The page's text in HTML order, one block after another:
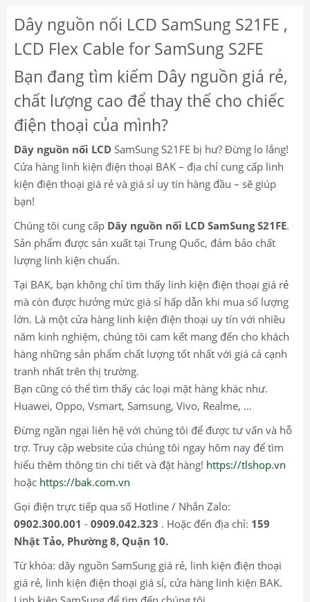
Dây nguồn nối LCD SamSung S21FE ,
LCD Flex Cable for SamSung S2FE
Bạn đang tìm kiếm Dây nguồn giá rẻ,
chất lượng cao để thay thế cho chiếc
điện thoại của mình?
Dây nguồn nối LCD SamSung S21FE bị hư? Đừng lo lắng!
Cửa hàng linh kiện điện thoại BAK – địa chỉ cung cấp linh
kiện điện thoại giá rẻ và giá sỉ uy tín hàng đầu – sẽ giúp
bạn!
Chúng tôi cung cấp Dây nguồn nối LCD SamSung S21FE.
Sản phẩm được sản xuất tại Trung Quốc, đảm bảo chất
lượng linh kiện chuẩn.
Tại BAK, bạn không chỉ tìm thấy linh kiện điện thoại giá rẻ
mà còn được hưởng mức giá sỉ hấp dẫn khi mua số lượng
lớn. Là một cửa hàng linh kiện điện thoại uy tín với nhiều
năm kinh nghiệm, chúng tôi cam kết mang đến cho khách
hàng những sản phẩm chất lượng tốt nhất với giá cả cạnh
tranh nhất trên thị trường.
Bạn cũng có thể tìm thấy các loại mặt hàng khác như.
Huawei, Oppo, Vsmart, Samsung, Vivo, Realme, ...
Đừng ngần ngại liên hệ với chúng tôi để được tư vấn và hỗ
trợ. Truy cập website của chúng tôi ngay hôm nay để tìm
hiểu thêm thông tin chi tiết và đặt hàng! https://tlshop.vn
hoặc https://bak.com.vn
Gọi điện trực tiếp qua số Hotline / Nhắn Zalo:
0902.300.001 - 0909.042.323 . Hoặc đến địa chỉ: 159
Nhật Tảo, Phường 8, Quận 10.
Từ khóa: dây nguồn SamSung giá rẻ, linh kiện điện thoại
giá rẻ, linh kiện điện thoại giá sỉ, cửa hàng linh kiện BAK.